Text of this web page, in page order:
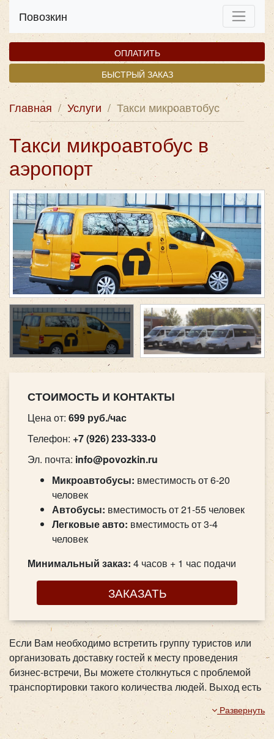
Повозкин
ОПЛАТИТЬ
БЫСТРЫЙ ЗАКАЗ
Главная / Услуги / Такси микроавтобус
Такси микроавтобус в
аэропорт
СТОИМОСТЬ И КОНТАКТЫ
Цена от: 699 руб./час
Телефон: +7 (926) 233-333-0
Эл. почта: info@povozkin.ru
Микроавтобусы: вместимость от 6-20
человек
Автобусы: вместимость от 21-55 человек
Легковые авто: вместимость от 3-4
человек
Минимальный заказ: 4 часов + 1 час подачи
ЗАКАЗАТЬ
Если Вам необходимо встретить группу туристов или
организовать доставку гостей к месту проведения
бизнес-встречи, Вы можете столкнуться с проблемой
транспортировки такого количества людей. Выход есть
такси микроавтобус в аэропорт
, за город
или на вокзал, этот транспорт – идеальный вариант для
решения данного вопроса.
Развернуть